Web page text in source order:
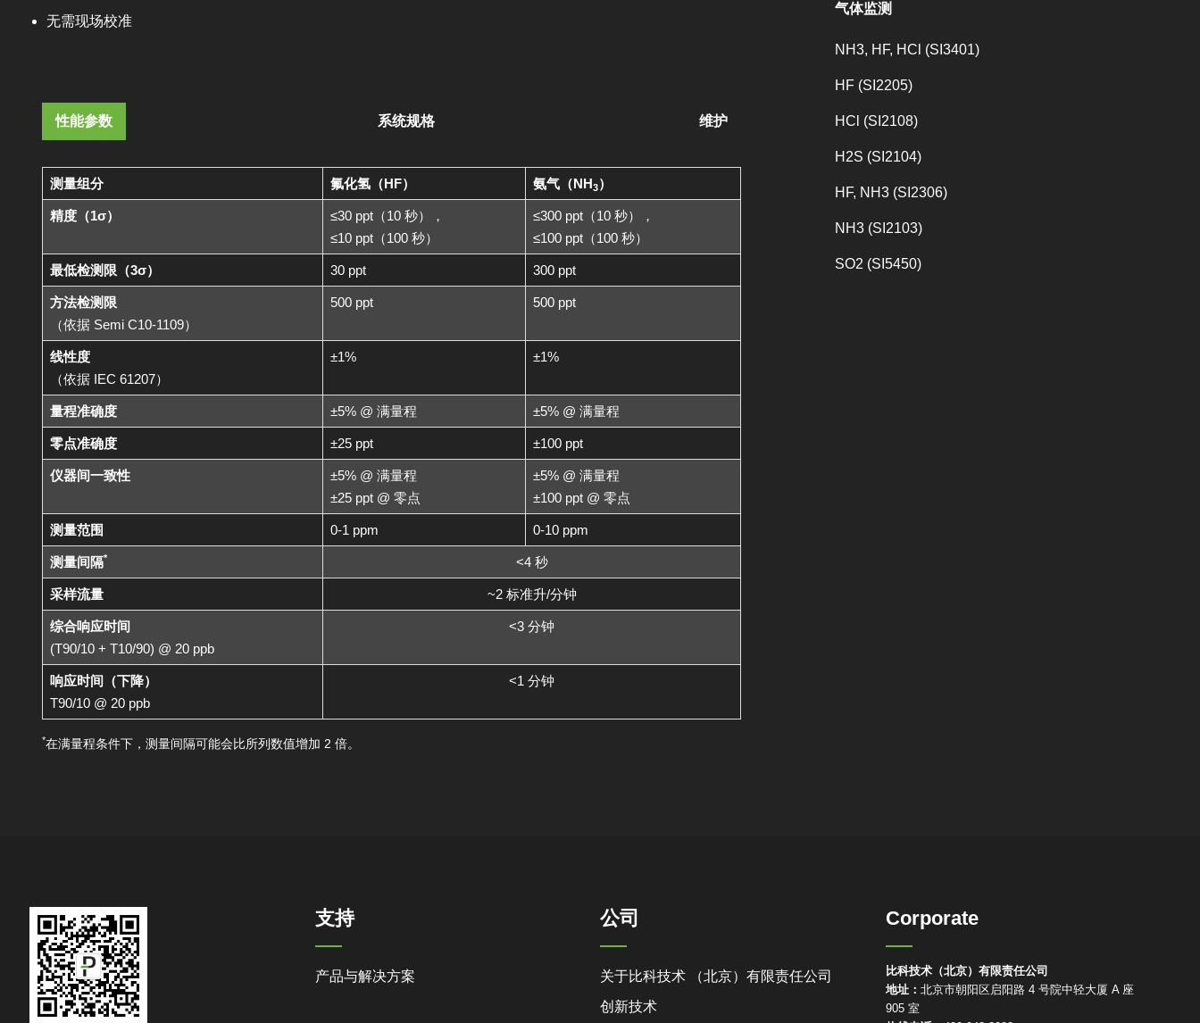
无需现场校准
性能参数 系统规格 维护
测量组分 氟化氢（HF） 氨气（NH3）
精度（1σ）
≤30 ppt（10 秒），
≤10 ppt（100 秒）
≤300 ppt（10 秒），
≤100 ppt（100 秒）
最低检测限（3σ） 30 ppt 300 ppt
方法检测限
（依据 Semi C10-1109）
500 ppt 500 ppt
线性度
（依据 IEC 61207）
±1% ±1%
量程准确度 ±5% @ 满量程 ±5% @ 满量程
零点准确度 ±25 ppt ±100 ppt
仪器间一致性
±5% @ 满量程
±25 ppt @ 零点
±5% @ 满量程
±100 ppt @ 零点
测量范围 0-1 ppm 0-10 ppm
测量间隔* <4 秒
采样流量 ~2 标准升/分钟
综合响应时间
(T90/10 + T10/90) @ 20 ppb
<3 分钟
响应时间（下降）
T90/10 @ 20 ppb
<1 分钟
*在满量程条件下，测量间隔可能会比所列数值增加 2 倍。
气体监测
NH3, HF, HCl (SI3401)
HF (SI2205)
HCl (SI2108)
H2S (SI2104)
HF, NH3 (SI2306)
NH3 (SI2103)
SO2 (SI5450)
支持
产品与解决方案
公司
关于比科技术 （北京）有限责任公司
创新技术
Corporate
比科技术（北京）有限责任公司
地址： 北京市朝阳区启阳路 4 号院中轻大厦 A 座
905 室